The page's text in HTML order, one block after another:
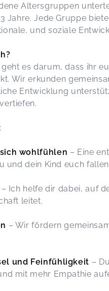
Altersgruppen
Jahre. Jede Gruppe
und soziale
geht es darum, dass ihr
Wir erkunden
Entwicklung
wohlfühlen – Eine
und dein Kind euch
– Ich helfe dir dabei, auf
leitet.
– Wir fördern
und Feinfühligkeit –
mit mehr Empathie